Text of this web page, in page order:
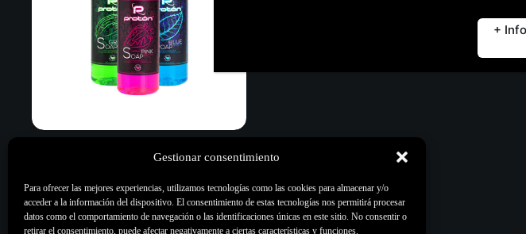
Gestionar consentimiento
Para ofrecer las mejores experiencias, utilizamos tecnologías como las cookies para almacenar y/o
acceder a la información del dispositivo. El consentimiento de estas tecnologías nos permitirá procesar
datos como el comportamiento de navegación o las identificaciones únicas en este sitio. No consentir o
retirar el consentimiento, puede afectar negativamente a ciertas características y funciones.
PROTON Green/Pink/Blue Soap 1L
Gel & Jabones,Higiene &
desinfección,Todo
+